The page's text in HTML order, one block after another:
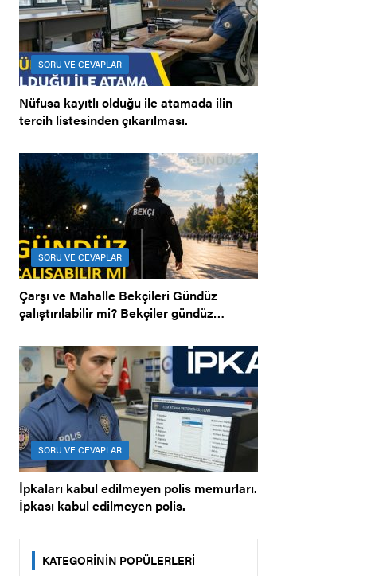
SORU VE CEVAPLAR
Nüfusa kayıtlı olduğu ile atamada ilin
tercih listesinden çıkarılması.
SORU VE CEVAPLAR
Çarşı ve Mahalle Bekçileri Gündüz
çalıştırılabilir mi? Bekçiler gündüz
SORU VE CEVAPLAR
İpkaları kabul edilmeyen polis memurları.
İpkası kabul edilmeyen polis.
KATEGORİNİN POPÜLERLERİ